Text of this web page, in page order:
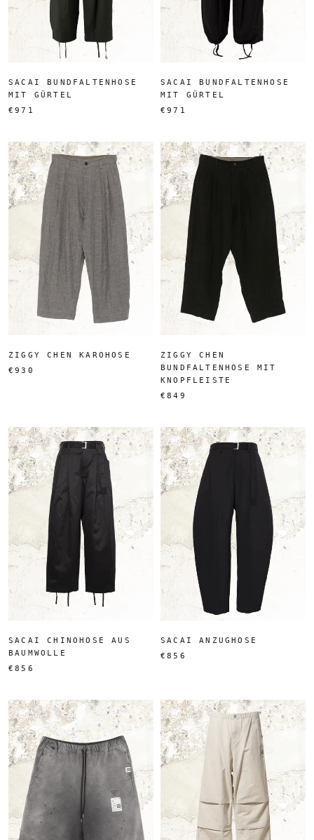
SACAI BUNDFALTENHOSE
MIT GÜRTEL
€971
SACAI BUNDFALTENHOSE
MIT GÜRTEL
€971
ZIGGY CHEN KAROHOSE
€930
ZIGGY CHEN
BUNDFALTENHOSE MIT
KNOPFLEISTE
€849
SACAI CHINOHOSE AUS
BAUMWOLLE
€856
SACAI ANZUGHOSE
€856